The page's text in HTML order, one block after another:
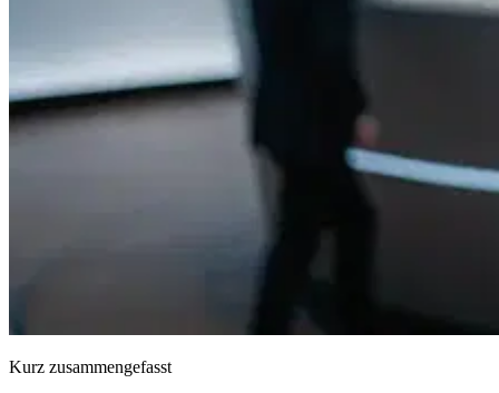
Kurz zusammengefasst